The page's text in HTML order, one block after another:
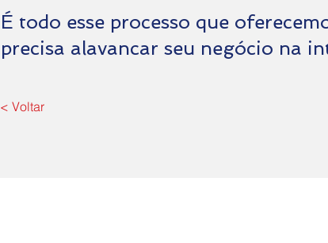
É todo esse processo que
precisa alavancar seu negócio na
< Voltar